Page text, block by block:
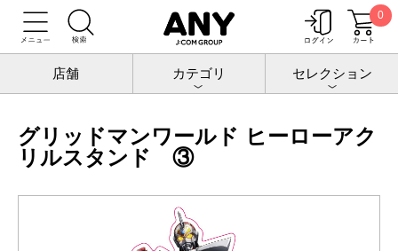
0
店舗 カテゴリ セレクション
トップ グリッドマンワールド
アクリルスタンド
グリッドマンワールド ヒーローアクリルスタンド ③
グリッドマンワールド ヒーローアク
リルスタンド ③